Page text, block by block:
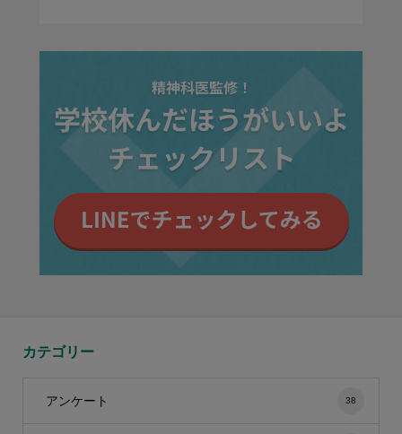
カテゴリー
アンケート 38